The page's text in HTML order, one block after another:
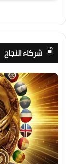
شركاء النجاح